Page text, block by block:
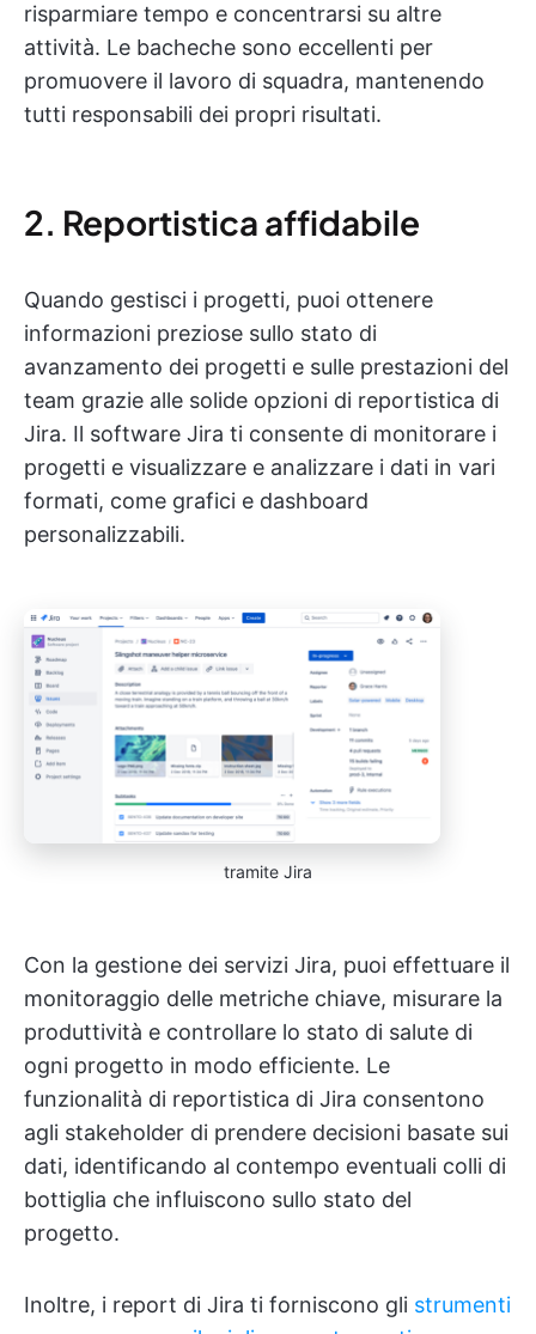
risparmiare tempo e concentrarsi su altre
attività. Le bacheche sono eccellenti per
promuovere il lavoro di squadra, mantenendo
tutti responsabili dei propri risultati.
2. Reportistica affidabile
Quando gestisci i progetti, puoi ottenere
informazioni preziose sullo stato di
avanzamento dei progetti e sulle prestazioni del
team grazie alle solide opzioni di reportistica di
Jira. Il software Jira ti consente di monitorare i
progetti e visualizzare e analizzare i dati in vari
formati, come grafici e dashboard
personalizzabili.
tramite Jira
Con la gestione dei servizi Jira, puoi effettuare il
monitoraggio delle metriche chiave, misurare la
produttività e controllare lo stato di salute di
ogni progetto in modo efficiente. Le
funzionalità di reportistica di Jira consentono
agli stakeholder di prendere decisioni basate sui
dati, identificando al contempo eventuali colli di
bottiglia che influiscono sullo stato del
progetto.
Inoltre, i report di Jira ti forniscono gli strumenti